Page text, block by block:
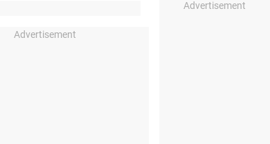
Advertisement
Advertisement